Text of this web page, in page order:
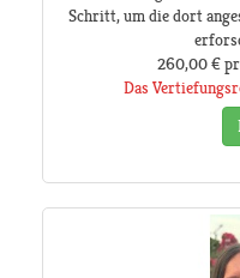
Schritt, um die dort
260,00 €
Das